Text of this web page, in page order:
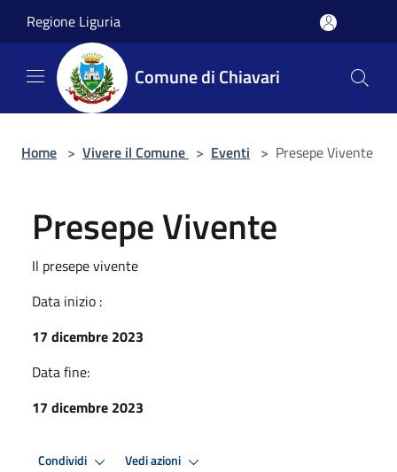
Regione Liguria
Comune di Chiavari
Home > Vivere il Comune > Eventi > Presepe Vivente
Presepe Vivente
Il presepe vivente
Data inizio :
17 dicembre 2023
Data fine:
17 dicembre 2023
Condividi Vedi azioni